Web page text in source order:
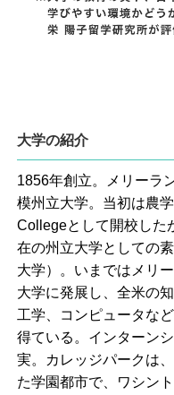
大学の紹介
1856年創立。メリーラ
模州立大学。当初は農
Collegeとして開校した
在の州立大学としての
大学）。いまではメリ
大学に発展し、全米の
工学、コンピュータな
得ている。インターン
実。カレッジパークは
た学園都市で、ワシン